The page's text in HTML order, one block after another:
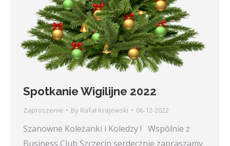
Spotkanie Wigilijne 2022
Zaproszenie By Rafał Krajewski 06-12-2022
Szanowne Koleżanki i Koledzy ! Wspólnie z
Business Club Szczecin serdecznie zapraszamy